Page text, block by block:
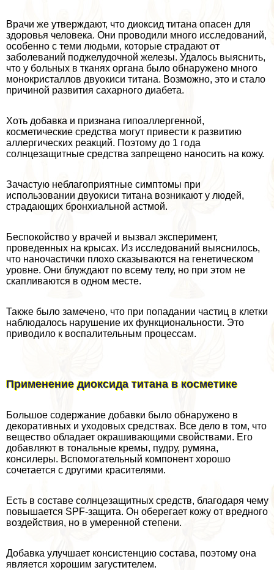
Врачи же утверждают, что диоксид титана опасен для
здоровья человека. Они проводили много исследований,
особенно с теми людьми, которые страдают от
заболеваний поджелудочной железы. Удалось выяснить,
что у больных в тканях органа было обнаружено много
монокристаллов двуокиси титана. Возможно, это и стало
причиной развития сахарного диабета.
Хоть добавка и признана гипоаллергенной,
косметические средства могут привести к развитию
аллергических реакций. Поэтому до 1 года
солнцезащитные средства запрещено наносить на кожу.
Зачастую нeблагоприятные симптомы при
использовании двуокиси титана возникают у людей,
страдающих бронхиальной астмой.
Беспокойство у врачей и вызвал эксперимент,
проведенных на крысах. Из исследований выяснилось,
что наночастички плохо сказываются на генетическом
уровне. Они блуждают по всему телу, но при этом не
скапливаются в одном месте.
Также было замечено, что при попадании частиц в клетки
наблюдалось нарушение их функциональности. Это
приводило к воспалительным процессам.
Применение диоксида титана в косметике
Большое содержание добавки было обнаружено в
декоративных и уходовых средствах. Все дело в том, что
вещество обладает окрашивающими свойствами. Его
добавляют в тональные кремы, пудру, румяна,
консилеры. Вспомогательный компонент хорошо
сочетается с другими красителями.
Есть в составе солнцезащитных средств, благодаря чему
повышается SPF-защита. Он оберегает кожу от вредного
воздействия, но в умеренной степени.
Добавка улучшает консистенцию состава, поэтому она
является хорошим загустителем.